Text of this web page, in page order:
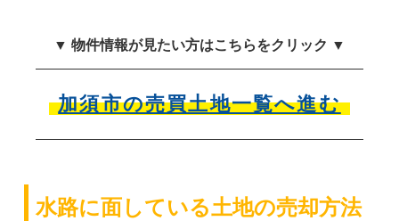
▼ 物件情報が見たい方はこちらをクリック ▼
加須市の売買土地一覧へ進む
水路に面している土地の売却方法